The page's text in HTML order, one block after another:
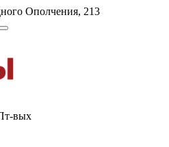
Ополчения, 213
вых